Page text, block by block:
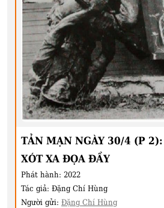
TẢN MẠN NGÀY 30/4 (P
XÓT XA ĐỌA ĐẦY￼
Phát hành: 2022
Tác giả: Đặng Chí Hùng
Người gửi: Đặng Chí Hùng